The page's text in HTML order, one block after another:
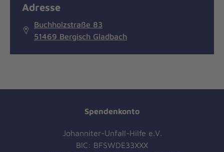
Adresse
Buchholzstraße 83
51469 Bergisch Gladbach
Spendenkonto
Johanniter-Unfall-Hilfe e.V.
BIC: BFSWDE33XXX